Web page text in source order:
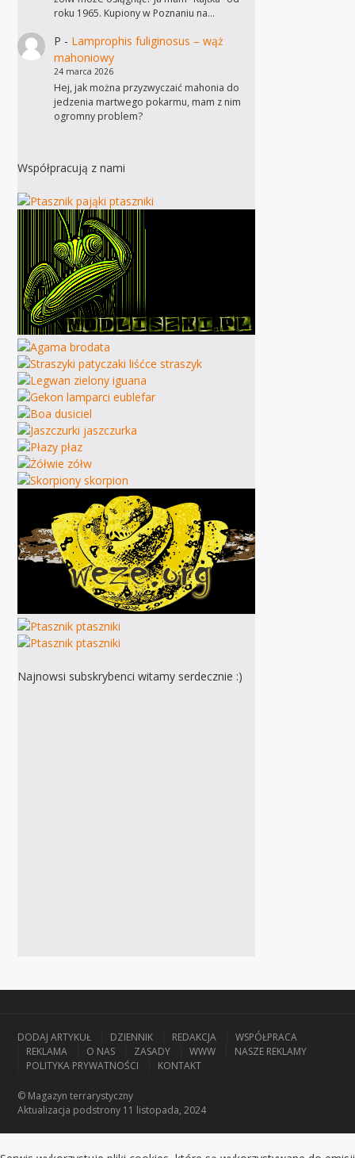
roku 1965. Kupiony w Poznaniu na…
P - Lamprophis fuliginosus – wąż
mahoniowy
24 marca 2026
Hej, jak można przyzwyczaić mahonia do
jedzenia martwego pokarmu, mam z nim
ogromny problem?
Współpracują z nami
Najnowsi subskrybenci witamy serdecznie :)
DODAJ ARTYKUŁ DZIENNIK REDAKCJA
WSPÓŁPRACA
REKLAMA
O NAS ZASADY WWW
NASZE REKLAMY
POLITYKA PRYWATNOŚCI
KONTAKT
© Magazyn terrarystyczny
Aktualizacja podstrony 11 listopada, 2024